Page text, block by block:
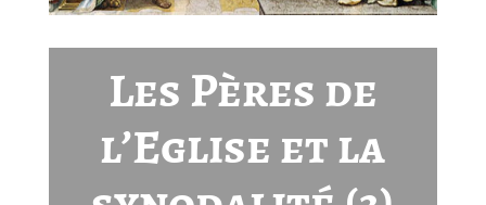
Les Pères de
l’Eglise et la